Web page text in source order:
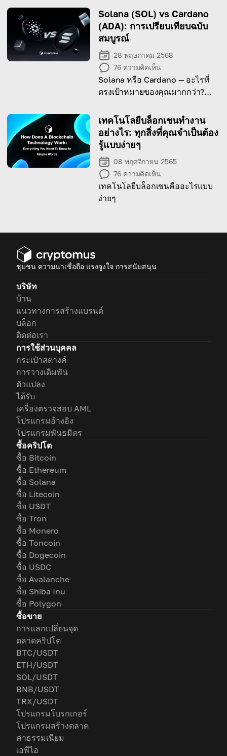
Solana (SOL) vs Cardano
(ADA): การเปรียบเทียบฉบับ
สมบูรณ์
28 พฤษภาคม 2568
76 ความคิดเห็น
Solana หรือ Cardano — อะไรที่
ตรงเป้าหมายของคุณมากกว่า?
โตของคุณ
เทคโนโลยีบล็อกเชนทำงาน
อย่างไร: ทุกสิ่งที่คุณจำเป็นต้อง
รู้แบบง่ายๆ
08 พฤศจิกายน 2565
76 ความคิดเห็น
เทคโนโลยีบล็อกเชนคืออะไรแบบ
ง่ายๆ
ชุมชน ความน่าเชื่อถือ แรงจูงใจ การสนับสนุน
บริษัท
บ้าน
แนวทางการสร้างแบรนด์
บล็อก
ติดต่อเรา
การใช้ส่วนบุคคล
กระเป๋าสตางค์
การวางเดิมพัน
ตัวแปลง
ได้รับ
เครื่องตรวจสอบ AML
โปรแกรมอ้างอิง
โปรแกรมพันธมิตร
ซื้อคริปโต
ซื้อ Bitcoin
ซื้อ Ethereum
ซื้อ Solana
ซื้อ Litecoin
ซื้อ USDT
ซื้อ Tron
ซื้อ Monero
ซื้อ Toncoin
ซื้อ Dogecoin
ซื้อ USDC
ซื้อ Avalanche
ซื้อ Shiba Inu
ซื้อ Polygon
ซื้อขาย
การแลกเปลี่ยนจุด
ตลาดคริปโต
BTC/USDT
ETH/USDT
SOL/USDT
BNB/USDT
TRX/USDT
โปรแกรมโบรกเกอร์
โปรแกรมสร้างตลาด
ค่าธรรมเนียม
เอพีไอ